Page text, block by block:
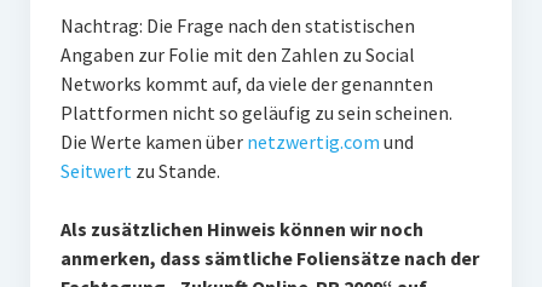
Nachtrag: Die Frage nach den statistischen
Angaben zur Folie mit den Zahlen zu Social
Networks kommt auf, da viele der genannten
Plattformen nicht so geläufig zu sein scheinen.
Die Werte kamen über netzwertig.com und
Seitwertzu Stande.
Als zusätzlichen Hinweis können wir noch
anmerken, dass sämtliche Foliensätze nach der